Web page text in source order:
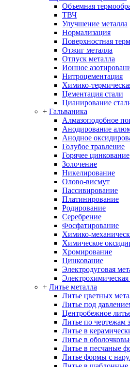
Объемная
ТВЧ
Улучшение металла
Нормализация
Поверхностная
Отжиг металла
Отпуск металла
Ионное
Нитроцементация
Химико-
Цементация стали
Цианирование
+ Гальваника
Алмазоподобное
Анодирование
Анодное
Голубое травление
Горячее цинкование
Золочение
Никелирование
Олово-висмут
Пассивирование
Платинирование
Родирование
Серебрение
Фосфатирование
Химико-
Химическое
Хромирование
Цинкование
Электродуговая
+ Литье металла
Литье цветных
Литье под
Центробежное
Литье по чертежам
Литье в
Литье в
Литье в песчаные
Литье формы с